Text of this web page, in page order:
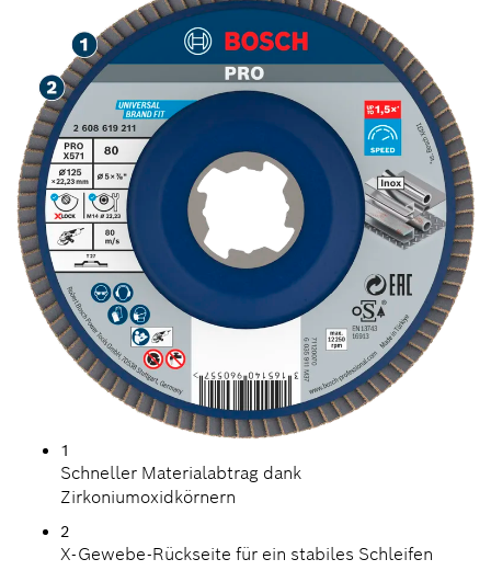
1
Schneller Materialabtrag dank
Zirkoniumoxidkörnern
2
X-Gewebe-Rückseite für ein stabiles Schleifen